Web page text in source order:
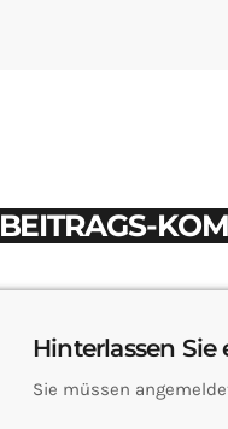
BEITRAGS-
Hinterlassen
Sie müssen